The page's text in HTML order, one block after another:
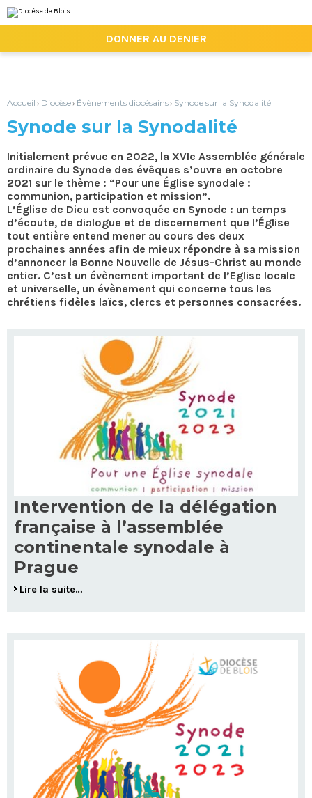
au
contenu.
la
personnels
DONNER AU DENIER
Accueil › Diocèse› Évènements diocésains› Synode sur la Synodalité
Synode sur la Synodalité
Initialement prévue en 2022, la XVIe Assemblée générale
ordinaire du Synode des évêques s’ouvre en octobre
2021 sur le thème : “Pour une Église synodale :
communion, participation et mission”.
L’Église de Dieu est convoquée en Synode : un temps
d’écoute, de dialogue et de discernement que l’Église
tout entière entend mener au cours des deux
prochaines années afin de mieux répondre à sa mission
d’annoncer la Bonne Nouvelle de Jésus-Christ au monde
entier. C’est un évènement important de l’Eglise locale
et universelle, un évènement qui concerne tous les
chrétiens fidèles laïcs, clercs et personnes consacrées.
Intervention de la délégation
française à l’assemblée
continentale synodale à
Prague
Lire la suite…